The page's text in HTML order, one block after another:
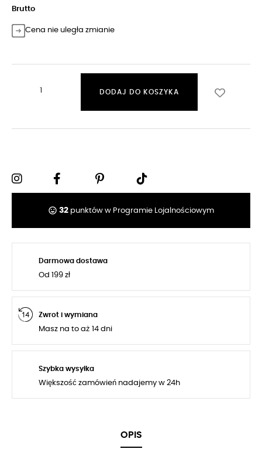
Brutto
Cena nie uległa zmianie
DODAJ DO KOSZYKA
tag_faces 32 punktów w Programie Lojalnościowym
Darmowa dostawa
Od 199 zł
Zwrot i wymiana
Masz na to aż 14 dni
Szybka wysyłka
Większość zamówień nadajemy w 24h
OPIS